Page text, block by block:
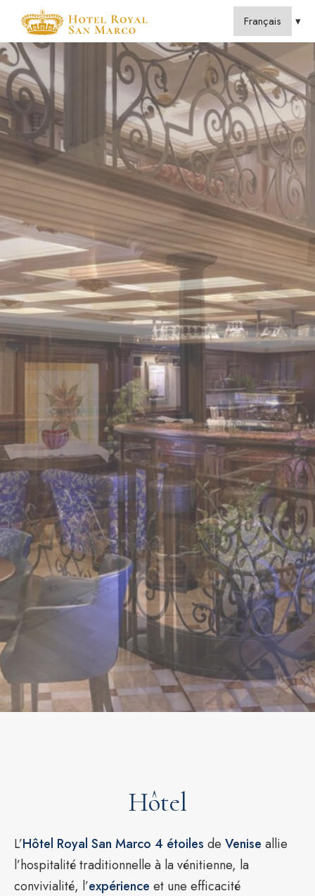
Hôtel
L’Hôtel Royal San Marco 4 étoiles de Venise allie
l’hospitalité traditionnelle à la vénitienne, la
convivialité, l’expérience et une efficacité